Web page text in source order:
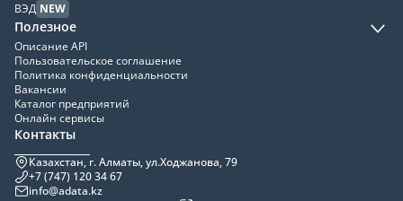
ВЭД NEW
Полезное
Описание API
Пользовательское соглашение
Политика конфиденциальности
Вакансии
Каталог предприятий
Онлайн сервисы
Контакты
Казахстан, г. Алматы, ул.Ходжанова, 79
+7 (747) 120 34 67
info@adata.kz